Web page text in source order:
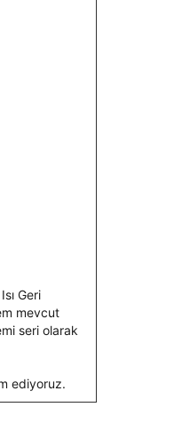
Geri
mevcut
seri olarak
ediyoruz.